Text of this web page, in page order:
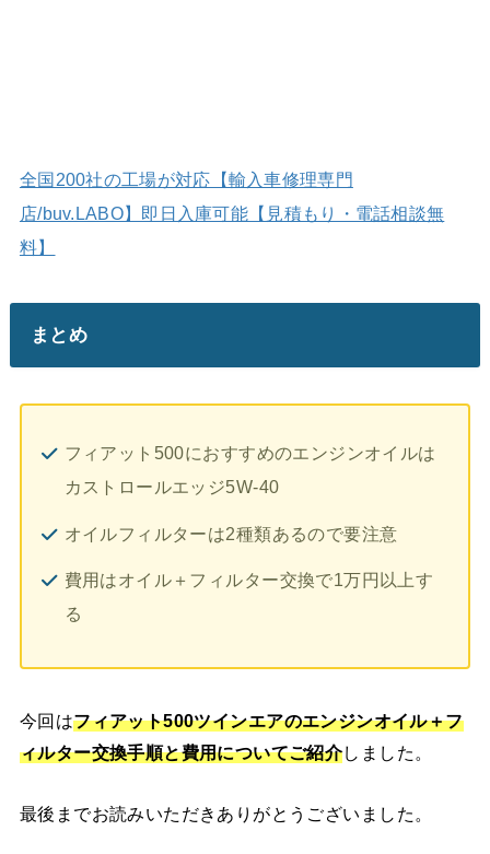
全国200社の工場が対応【輸入車修理専門
店/buv.LABO】即日入庫可能【見積もり・電話相談無
料】
まとめ
フィアット500におすすめのエンジンオイルは
カストロールエッジ5W-40
オイルフィルターは2種類あるので要注意
費用はオイル＋フィルター交換で1万円以上す
る
今回はフィアット500ツインエアのエンジンオイル＋フ
ィルター交換手順と費用についてご紹介しました。
最後までお読みいただきありがとうございました。